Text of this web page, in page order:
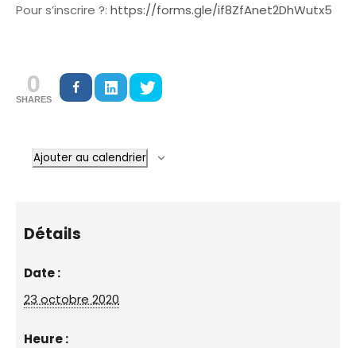
Pour s’inscrire ?: https://forms.gle/if8ZfAnet2DhWutx5
0
SHARES
Ajouter au calendrier
Détails
Date :
23 octobre 2020
Heure :